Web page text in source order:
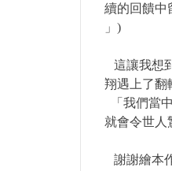
續的回饋中
」)
這讓我想
翔遇上了翻
「我們當
就會
謝謝繪本